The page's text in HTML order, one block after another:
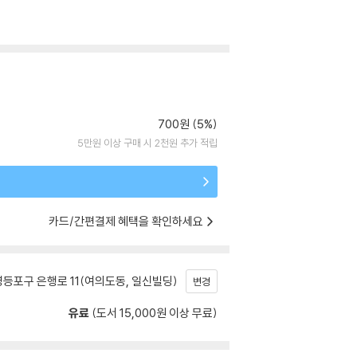
700원 (5%)
5만원 이상 구매 시 2천원 추가 적립
카드/간편결제 혜택을 확인하세요
포구 은행로 11(여의도동, 일신빌딩) 변경
유료 (도서 15,000원 이상 무료)